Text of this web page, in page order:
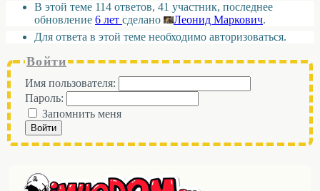
В этой теме 114 ответов, 41 участник, последнее
обновление 6 лет сделано Леонид Маркович.
Для ответа в этой теме необходимо авторизоваться.
Войти
Имя пользователя:
Пароль:
Запомнить меня
Войти